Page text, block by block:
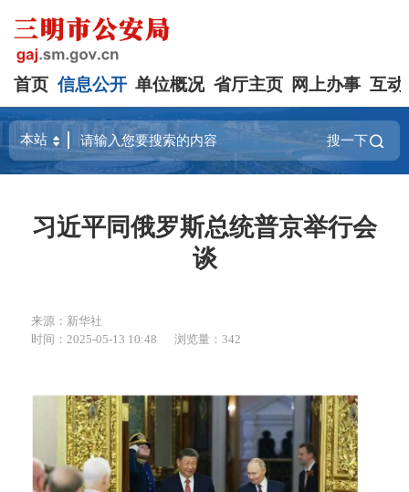
首页 信息公开 单位概况 省厅主页 网上办事 互动
搜一下
习近平同俄罗斯总统普京举行会
谈
来源：新华社
时间：2025-05-13 10:48
浏览量：342